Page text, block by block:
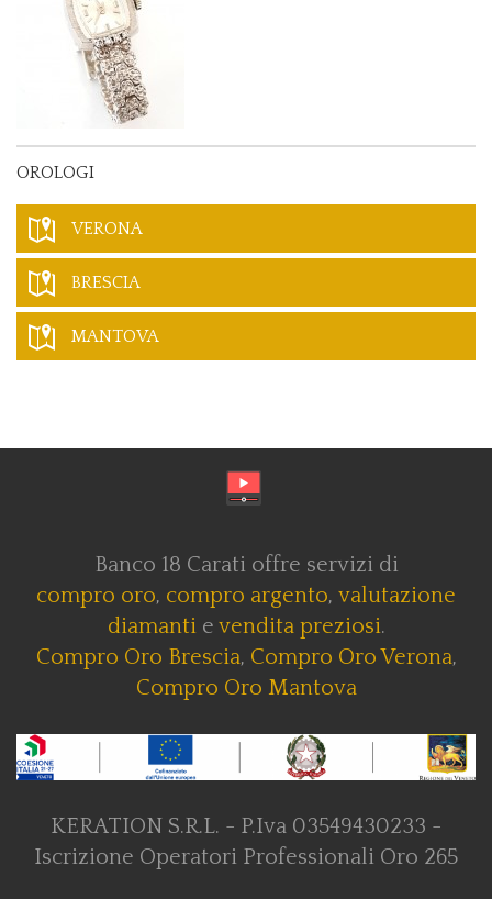
OROLOGI
VERONA
BRESCIA
MANTOVA
Banco 18 Carati offre servizi di
compro oro, compro argento, valutazione
diamantie vendita preziosi.
Compro Oro Brescia, Compro Oro Verona,
Compro Oro Mantova
KERATION S.R.L. - P.Iva 03549430233 -
Iscrizione Operatori Professionali Oro 265